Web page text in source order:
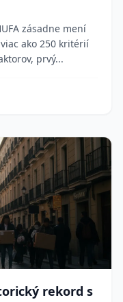
zásadne mení
ako 250 kritérií
prvý...
rekord s